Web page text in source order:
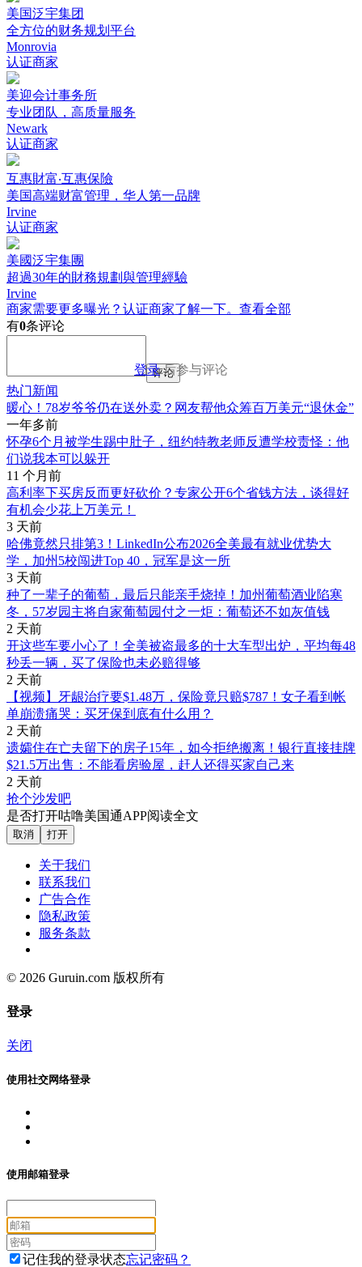
美国泛宇集团
全方位的财务规划平台
Monrovia
认证商家
美迎会计事务所
专业团队，高质量服务
Newark
认证商家
互惠財富‧互惠保險
美国高端财富管理，华人第一品牌
Irvine
认证商家
美國泛宇集團
超過30年的財務規劃與管理經驗
Irvine
商家需要更多曝光？认证商家了解一下。 查看全部
有0条评论
登录后参与评论
评论
热门新闻
暖心！78岁爷爷仍在送外卖？网友帮他众筹百万美元“退休金”
一年多前
怀孕6个月被学生踢中肚子，纽约特教老师反遭学校责怪：他
们说我本可以躲开
11 个月前
高利率下买房反而更好砍价？专家公开6个省钱方法，谈得好
有机会少花上万美元！
3 天前
哈佛竟然只排第3！LinkedIn公布2026全美最有就业优势大
学，加州5校闯进Top 40，冠军是这一所
3 天前
种了一辈子的葡萄，最后只能亲手烧掉！加州葡萄酒业陷寒
冬，57岁园主将自家葡萄园付之一炬：葡萄还不如灰值钱
2 天前
开这些车要小心了！全美被盗最多的十大车型出炉，平均每48
秒丢一辆，买了保险也未必赔得够
2 天前
【视频】牙龈治疗要$1.48万，保险竟只赔$787！女子看到帐
单崩溃痛哭：买牙保到底有什么用？
2 天前
遗孀住在亡夫留下的房子15年，如今拒绝搬离！银行直接挂牌
$21.5万出售：不能看房验屋，赶人还得买家自己来
2 天前
抢个沙发吧
是否打开咕噜美国通APP阅读全文
取消 打开
关于我们
联系我们
广告合作
隐私政策
服务条款
© 2026 Guruin.com 版权所有
登录
关闭
使用社交网络登录
使用邮箱登录
记住我的登录状态忘记密码？